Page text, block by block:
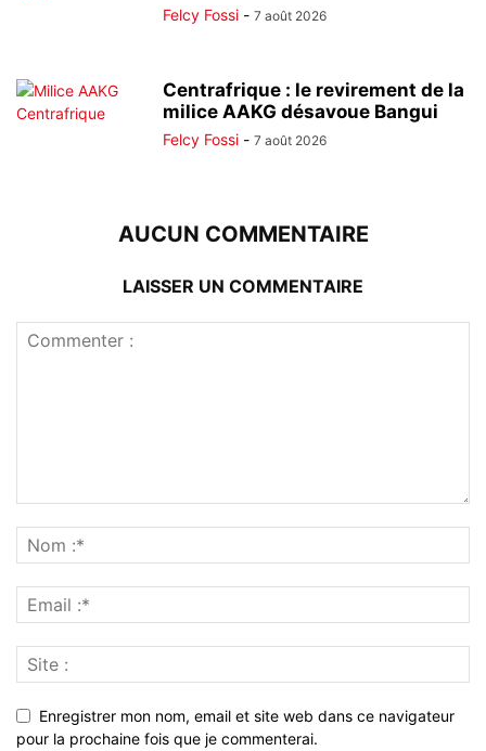
Felcy Fossi - 7 août 2026
Centrafrique : le revirement de la
milice AAKG désavoue Bangui
Felcy Fossi - 7 août 2026
AUCUN COMMENTAIRE
LAISSER UN COMMENTAIRE
Enregistrer mon nom, email et site web dans ce navigateur
pour la prochaine fois que je commenterai.